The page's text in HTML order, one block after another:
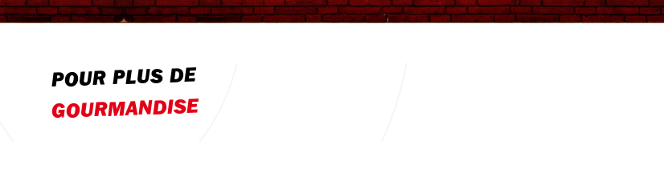
POUR PLUS DE
GOURMANDISE